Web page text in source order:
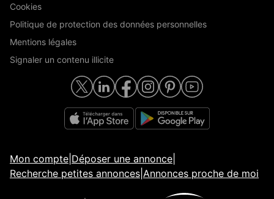
Cookies
Politique de protection des données personnelles
Mentions légales
Signaler un contenu illicite
Mon compte Déposer une annonce
Recherche petites annonces Annonces proche de moi